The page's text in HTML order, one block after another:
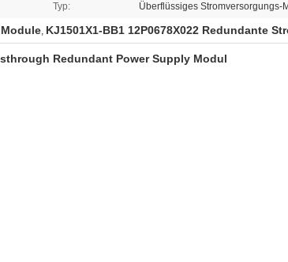
Typ: Überflüssiges Stromversorgungs-
, KJ1501X1-BB1 12P0678X022 Redundante
Redundant Power Supply Modul